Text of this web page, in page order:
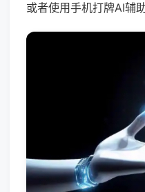
或者使用手机打牌AI辅